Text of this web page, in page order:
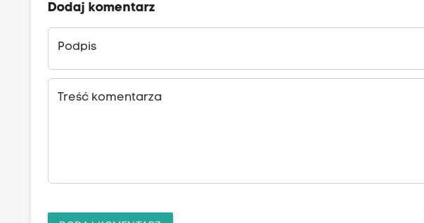
Dodaj komentarz
Podpis
Treść komentarza